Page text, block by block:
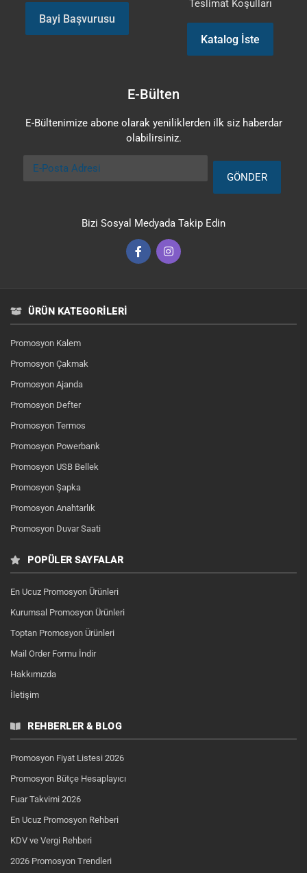
Bayi Başvurusu
Teslimat Koşulları
Katalog İste
E-Bülten
E-Bültenimize abone olarak yeniliklerden ilk siz haberdar
olabilirsiniz.
E-Posta Adresi
GÖNDER
Bizi Sosyal Medyada Takip Edin
ÜRÜN KATEGORILERI
Promosyon Kalem
Promosyon Çakmak
Promosyon Ajanda
Promosyon Defter
Promosyon Termos
Promosyon Powerbank
Promosyon USB Bellek
Promosyon Şapka
Promosyon Anahtarlık
Promosyon Duvar Saati
POPÜLER SAYFALAR
En Ucuz Promosyon Ürünleri
Kurumsal Promosyon Ürünleri
Toptan Promosyon Ürünleri
Mail Order Formu İndir
Hakkımızda
İletişim
REHBERLER & BLOG
Promosyon Fiyat Listesi 2026
Promosyon Bütçe Hesaplayıcı
Fuar Takvimi 2026
En Ucuz Promosyon Rehberi
KDV ve Vergi Rehberi
2026 Promosyon Trendleri